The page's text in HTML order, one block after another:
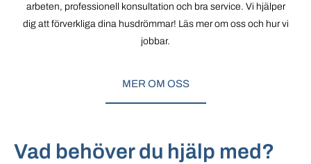
arbeten, professionell konsultation och bra service. Vi hjälper
dig att förverkliga dina husdrömmar! Läs mer om oss och hur vi
jobbar.
MER OM OSS
Vad behöver du hjälp med?